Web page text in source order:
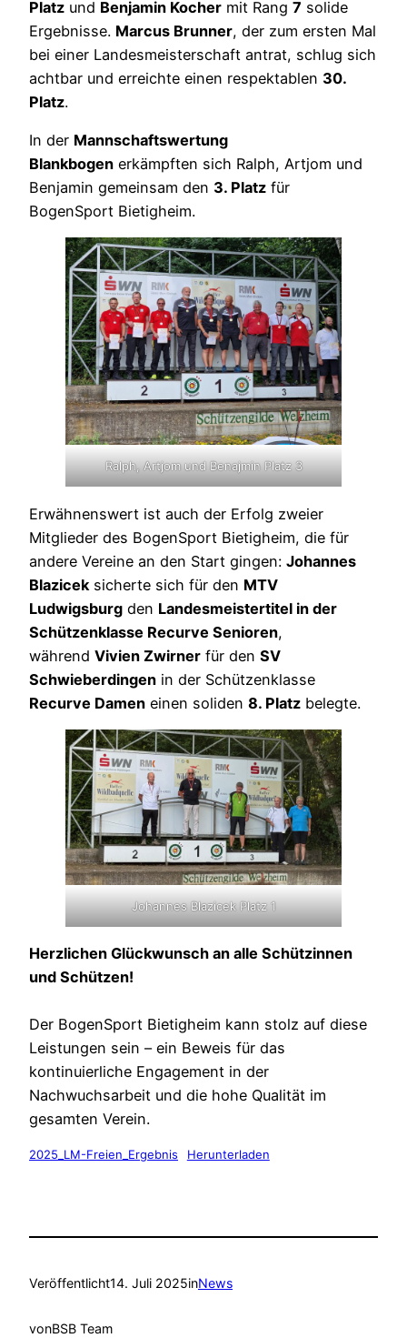
Platz und Benjamin Kocher mit Rang 7 solide
Ergebnisse. Marcus Brunner, der zum ersten Mal
bei einer Landesmeisterschaft antrat, schlug sich
achtbar und erreichte einen respektablen 30.
Platz.
In der Mannschaftswertung
Blankbogen erkämpften sich Ralph, Artjom und
Benjamin gemeinsam den 3. Platz für
BogenSport Bietigheim.
Ralph, Artjom und Benajmin Platz 3
Erwähnenswert ist auch der Erfolg zweier
Mitglieder des BogenSport Bietigheim, die für
andere Vereine an den Start gingen: Johannes
Blazicek sicherte sich für den MTV
Ludwigsburg den Landesmeistertitel in der
Schützenklasse Recurve Senioren,
während Vivien Zwirner für den SV
Schwieberdingen in der Schützenklasse
Recurve Damen einen soliden 8. Platz belegte.
Johannes Blazicek Platz 1
Herzlichen Glückwunsch an alle Schützinnen
und Schützen!
Der BogenSport Bietigheim kann stolz auf diese
Leistungen sein – ein Beweis für das
kontinuierliche Engagement in der
Nachwuchsarbeit und die hohe Qualität im
gesamten Verein.
2025_LM-Freien_Ergebnis Herunterladen
Veröffentlicht14. Juli 2025inNews
vonBSB Team